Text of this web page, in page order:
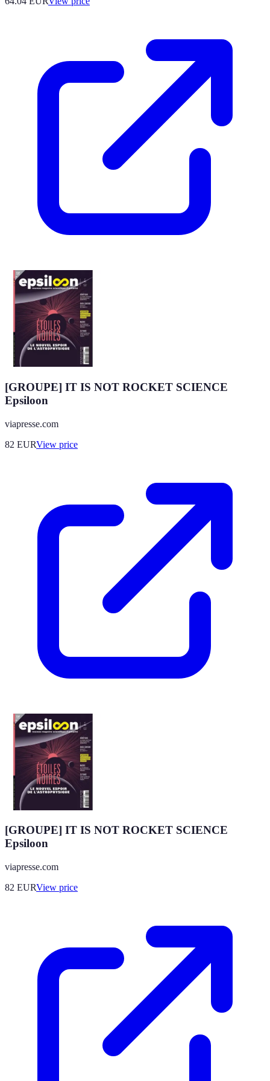
[GROUPE] IT IS NOT ROCKET SCIENCE
Epsiloon
viapresse.com
82 EURView price
[GROUPE] IT IS NOT ROCKET SCIENCE
Epsiloon
viapresse.com
82 EURView price